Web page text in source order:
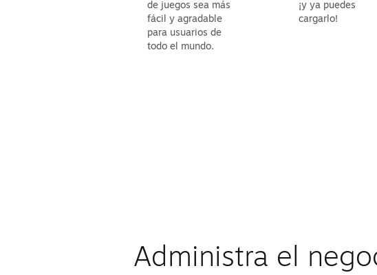
de juegos sea más
fácil y agradable
para usuarios de
todo el mundo.
¡y ya puedes
cargarlo!
Administra el